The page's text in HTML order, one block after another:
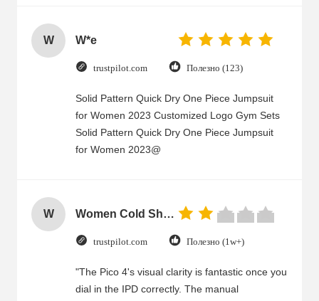
W W*e
trustpilot.com Полезно (123)
Solid Pattern Quick Dry One Piece Jumpsuit
for Women 2023 Customized Logo Gym Sets
Solid Pattern Quick Dry One Piece Jumpsuit
for Women 2023@
W Women Cold Shoulder V Neck Rayon Blouse
trustpilot.com Полезно (1w+)
"The Pico 4's visual clarity is fantastic once you
dial in the IPD correctly. The manual